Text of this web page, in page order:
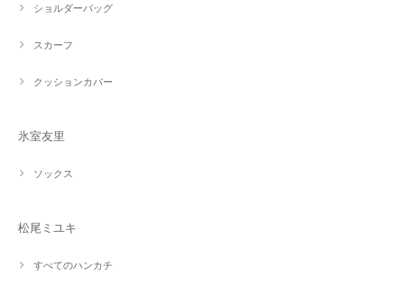
ショルダーバッグ
スカーフ
クッションカバー
氷室友里
ソックス
松尾ミユキ
すべてのハンカチ